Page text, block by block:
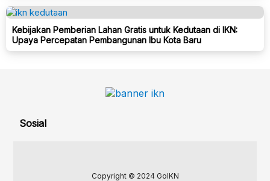
Kebijakan Pemberian Lahan Gratis untuk Kedutaan di IKN:
Upaya Percepatan Pembangunan Ibu Kota Baru
Sosial
Copyright © 2024 GoIKN